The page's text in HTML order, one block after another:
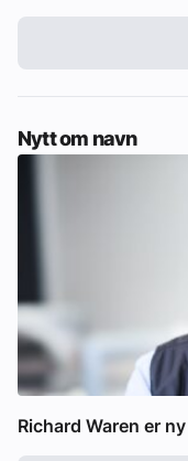
Nytt om navn
Richard Waren er